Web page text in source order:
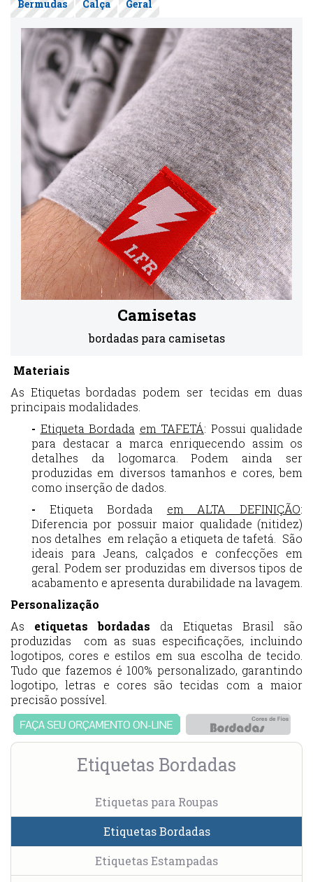
Bermudas Calça Geral
Camisetas
bordadas para camisetas
Materiais
As Etiquetas bordadas podem ser tecidas em duas
principais modalidades.
- Etiqueta Bordada em TAFETÁ: Possui qualidade
para destacar a marca enriquecendo assim os
detalhes da logomarca. Podem ainda ser
produzidas em diversos tamanhos e cores, bem
como inserção de dados.
- Etiqueta Bordada em ALTA DEFINIÇÃO:
Diferencia por possuir maior qualidade (nitidez)
nos detalhes em relação a etiqueta de tafetá. São
ideais para Jeans, calçados e confecções em
geral. Podem ser produzidas em diversos tipos de
acabamento e apresenta durabilidade na lavagem.
Personalização
As etiquetas bordadas da Etiquetas Brasil são
produzidas com as suas especificações, incluindo
logotipos, cores e estilos em sua escolha de tecido.
Tudo que fazemos é 100% personalizado, garantindo
logotipo, letras e cores são tecidas com a maior
precisão possível.
Etiquetas Bordadas
Etiquetas para Roupas
Etiquetas Bordadas
Etiquetas Estampadas